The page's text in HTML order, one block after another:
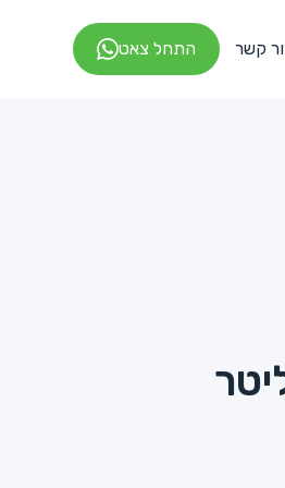
קשר התחל צאט